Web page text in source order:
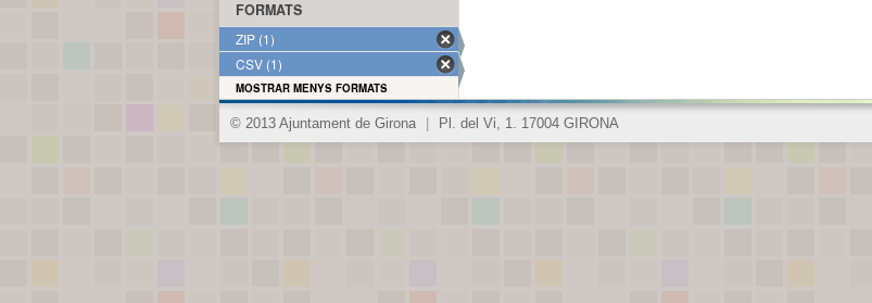
FORMATS
ZIP (1)
CSV (1)
MOSTRAR MENYS FORMATS
© 2013 Ajuntament de Girona Pl. del Vi, 1. 17004 GIRONA